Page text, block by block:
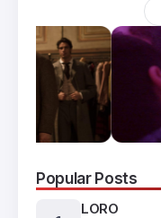
Popular Posts
LORO